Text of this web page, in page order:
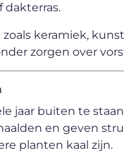
dakterras.
keramiek,
zorgen over
jaar buiten te
en geven
planten kaal zijn.